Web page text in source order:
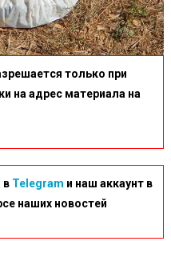
только при
на адрес материала на
в Telegram и наш аккаунт в
наших новостей